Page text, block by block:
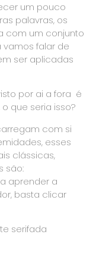
um pouco
palavras, os
com um conjunto
falar de
ser aplicadas
por ai a fora é
que seria isso?
com si
esses
clássicas,
são:
aprender a
basta clicar
serifada